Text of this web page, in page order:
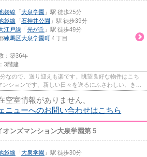
袋線 「 大泉学園 」駅 徒歩25分
袋線 「 石神井公園 」駅 徒歩39分
江戸線 「 光が丘 」駅 徒歩49分
練馬区大泉学園町 ４丁目
：築36年
3階建
なので、送り迎えも楽です。眺望良好な物件はこち
ンションです。新しい日々を送るにふさわしい、きれ
空室情報がありません。
ニューへのお問い合わせはこちら
オンズマンション大泉学園第５
袋線 「 大泉学園 」駅 徒歩30分